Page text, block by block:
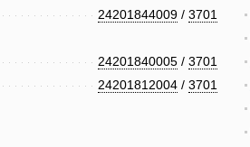
24201844009 / 3701
24201840005 / 3701
24201812004 / 3701